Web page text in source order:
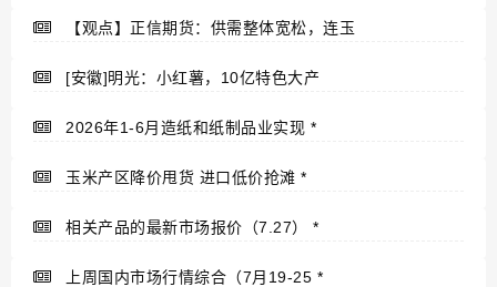
【观点】正信期货：供需整体宽松，连玉
[安徽]明光：小红薯，10亿特色大产
2026年1-6月造纸和纸制品业实现 *
玉米产区降价甩货 进口低价抢滩 *
相关产品的最新市场报价（7.27） *
上周国内市场行情综合（7月19-25 *